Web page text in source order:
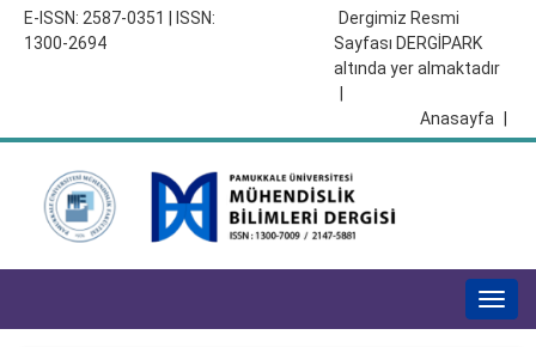
E-ISSN: 2587-0351 | ISSN:
1300-2694
Dergimiz Resmi
Sayfası DERGİPARK
altında yer almaktadır
Anasayfa